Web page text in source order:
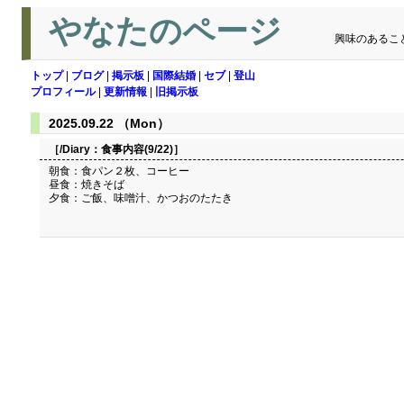
やなたのページ 興味のあるこ
トップ| ブログ| 掲示板 国際結婚 セブ| 登山
プロフィール| 更新情報 旧掲示板
2025.09.22 （Mon）
［/Diary： 食事内容(9/22)］
朝食：食パン２枚、コーヒー
昼食：焼きそば
夕食：ご飯、味噌汁、かつおのたたき